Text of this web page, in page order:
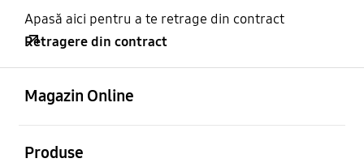
Apasă aici pentru a te retrage din contract
Retragere din contract
Magazin Online
Produse